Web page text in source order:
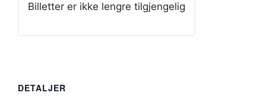
DETALJER
Billetter er ikke lengre tilgjengelig